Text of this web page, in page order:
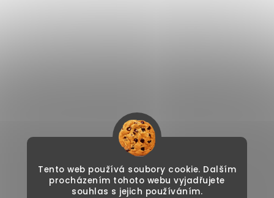
Tento web používá soubory cookie. Dalším
procházením tohoto webu vyjadřujete
souhlas s jejich používáním.